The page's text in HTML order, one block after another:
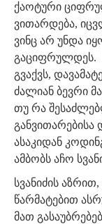
ქაოტური
ვითარდება,
ვინც არ უნდა
გაციფრულდეს.
გვაქვს,
ძალიან ბევრი
თუ რა
ასაკიდან
ამბობს აჩო
სვანიძის
წარმატებით
მათ